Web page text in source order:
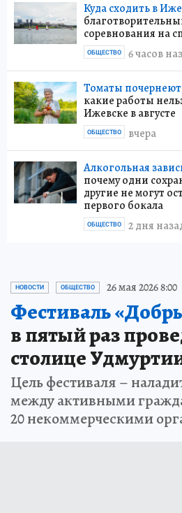
Куда сходить в
соревнования на
6 часов
ОБЩЕСТВО
Томаты
какие работы
Ижевске в августе
вчера
ОБЩЕСТВО
Алкогольная
почему одни
другие не могут
первого бокала
2 дня
ОБЩЕСТВО
НОВОСТИ ОБЩЕСТВО 26 мая 2026 8:00
Фестиваль
в пятый раз
столице
Цель фестиваля –
между активными
20 некоммерческими